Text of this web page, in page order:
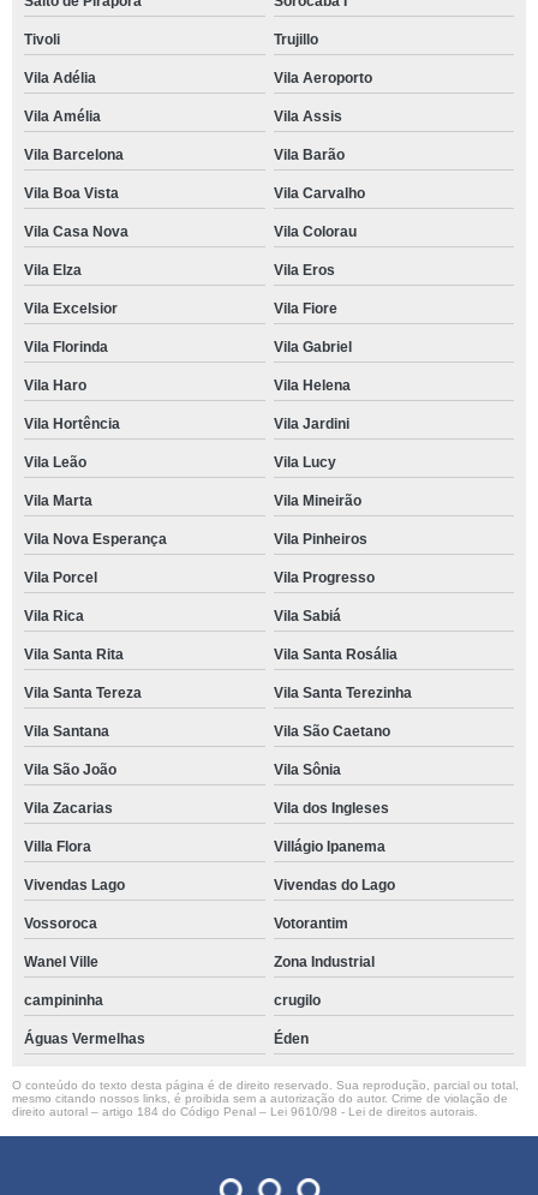
Tivoli Trujillo
Vila Adélia Vila Aeroporto
Vila Amélia Vila Assis
Vila Barcelona Vila Barão
Vila Boa Vista Vila Carvalho
Vila Casa Nova Vila Colorau
Vila Elza Vila Eros
Vila Excelsior Vila Fiore
Vila Florinda Vila Gabriel
Vila Haro Vila Helena
Vila Hortência Vila Jardini
Vila Leão Vila Lucy
Vila Marta Vila Mineirão
Vila Nova Esperança Vila Pinheiros
Vila Porcel Vila Progresso
Vila Rica Vila Sabiá
Vila Santa Rita Vila Santa Rosália
Vila Santa Tereza Vila Santa Terezinha
Vila Santana Vila São Caetano
Vila São João Vila Sônia
Vila Zacarias Vila dos Ingleses
Villa Flora Villágio Ipanema
Vivendas Lago Vivendas do Lago
Vossoroca Votorantim
Wanel Ville Zona Industrial
campininha crugilo
Águas Vermelhas Éden
O conteúdo do texto desta página é de direito reservado. Sua reprodução, parcial ou total,
mesmo citando nossos links, é proibida sem a autorização do autor. Crime de violação de
direito autoral – artigo 184 do Código Penal – Lei 9610/98 - Lei de direitos autorais